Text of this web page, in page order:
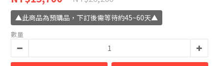
▲此商品為預購品，下訂後需等待約45~60天▲
數量